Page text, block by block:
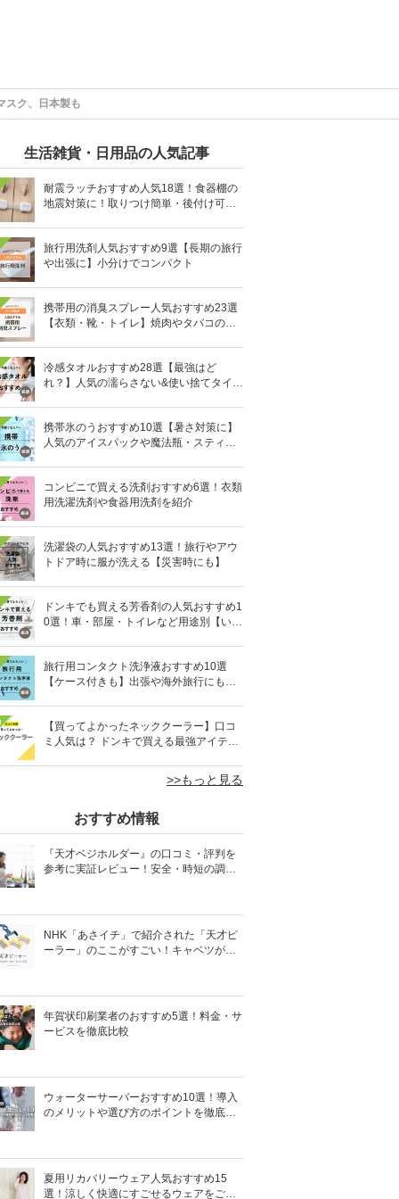
スク、日本製も
生活雑貨・日用品の人気記事
耐震ラッチおすすめ人気18選！食器棚の
地震対策に！取りつけ簡単・後付け可能
旅行用洗剤人気おすすめ9選【長期の旅行
や出張に】小分けでコンパクト
携帯用の消臭スプレー人気おすすめ23選
【衣類・靴・トイレ】焼肉やタバコのニ
冷感タオルおすすめ28選【最強はど
れ？】人気の濡らさない&使い捨てタイプ
携帯氷のうおすすめ10選【暑さ対策に】
人気のアイスパックや魔法瓶・スティッ
コンビニで買える洗剤おすすめ6選！衣類
用洗濯洗剤や食器用洗剤を紹介
洗濯袋の人気おすすめ13選！旅行やアウ
トドア時に服が洗える【災害時にも】
ドンキでも買える芳香剤の人気おすすめ1
0選！車・部屋・トイレなど用途別【いい
旅行用コンタクト洗浄液おすすめ10選
【ケース付きも】出張や海外旅行にも便
【買ってよかったネッククーラー】口コ
ミ人気は？ ドンキで買える最強アイテム
>>もっと見る
おすすめ情報
『天才ベジホルダー』の口コミ・評判を
参考に実証レビュー！安全・時短の調理
NHK「あさイチ」で紹介された「天才ピ
ーラー」のここがすごい！キャベツがほ
年賀状印刷業者のおすすめ5選！料金・サ
ービスを徹底比較
ウォーターサーバーおすすめ10選！導入
のメリットや選び方のポイントを徹底解
夏用リカバリーウェア人気おすすめ15
選！涼しく快適にすごせるウェアをご紹